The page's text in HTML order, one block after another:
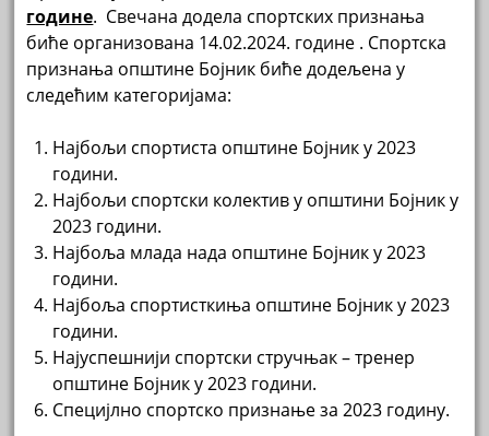
године. Свечана додела спортских признања
биће организована 14.02.2024. године . Спортска
признања општине Бојник биће додељена у
следећим категоријама:
Најбољи спортиста општине Бојник у 2023
години.
Најбољи спортски колектив у општини Бојник у
2023 години.
Најбоља млада нада општине Бојник у 2023
години.
Најбоља спортисткиња општине Бојник у 2023
години.
Најуспешнији спортски стручњак – тренер
општине Бојник у 2023 години.
Специјлно спортско признање за 2023 годину.